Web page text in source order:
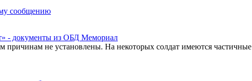
- документы из ОБД Мемориал
не установлены. На некоторых солдат имеются